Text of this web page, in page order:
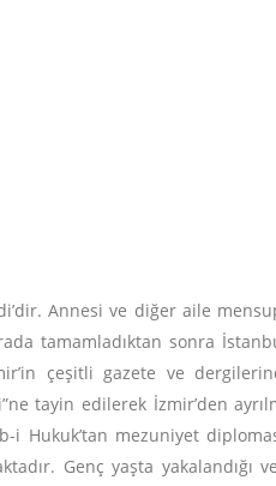
Annesi ve diğer aile
tamamladıktan sonra
çeşitli gazete ve
tayin edilerek İzmir’den
Hukuk’tan mezuniyet
Genç yaşta yakalandığı